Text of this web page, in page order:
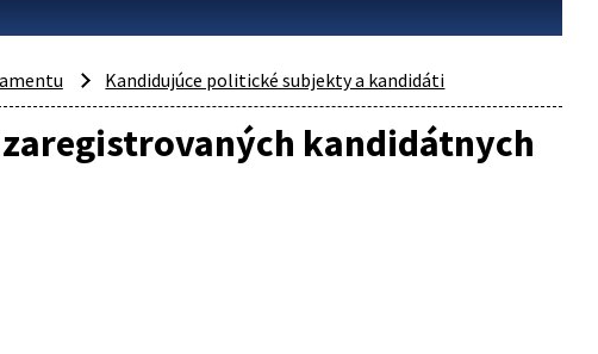
Kandidujúce politické subjekty a kandidáti
kandidátnych